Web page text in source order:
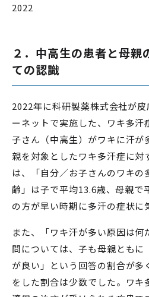
2022
２．中高生の患者と母親
ての認識
2022年に科研製薬株式会社が
ーネットで実施した、ワキ多汗
子さん（中高生）がワキに汗が
親を対象としたワキ多汗症に
は、「自分／お子さんのワキの
齢」は子で平均13.6歳、母親で
の方が早い時期に多汗の症状に
また、「ワキ汗が多い原因は
問については、子も母親ともに
が良い」という回答の割合が多
をした割合は少数でした。ワキ